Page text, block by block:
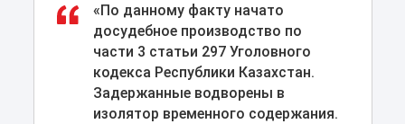
«По данному факту начато
досудебное производство по
части 3 статьи 297 Уголовного
кодекса Республики Казахстан.
Задержанные водворены в
изолятор временного содержания.